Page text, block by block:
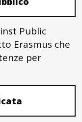
Public
Erasmus che
per